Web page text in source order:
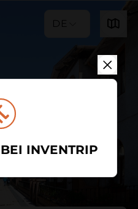
DE
INVENTRIP